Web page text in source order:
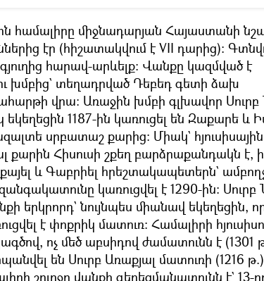
համալիրը միջնադարյան Հայաստանի
էր (հիշատակվում է VII դարից):
հարավ-արևելք: Վանքը կազմված է
խմբից` տեղադրված Դեբեդ գետի ձախ
վրա: Առաջին խմբի գլխավոր Սուրբ
1187-ին կառուցել են Զաքարե և
սրբատաշ քարից: Միակ` հյուսիսային
քարին Հիսուսի շքեղ բարձրաքանդակն է,
և Գաբրիել հրեշտակապետերն`
կառուցվել է 1290-ին: Սուրբ
երկրորդ` նույնպես միանավ եկեղեցին,
է փոքրիկ մատուռ: Համալիրի
ոչ մեծ աբսիդով ժամատունն է (1301
են Սուրբ Առաքյալ մատուռի (1216 թ.)
շուրջը վանքի գերեզմանատունն է` 13-